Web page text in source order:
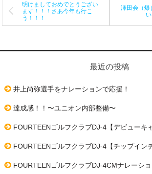
稿
ー
シ
ョ
ン
明けましておめでとうござい
ます！！！さあ今年も行こ
う！！！
澤田会（
最近の投稿
井上尚弥選手をナレーションで応援！
達成感！！〜ユニオン内部整備〜
FOURTEENゴルフクラブDJ-4【デビューキ
FOURTEENゴルフクラブDJ-4【チップイン
FOURTEENゴルフクラブDJ-4CMナレーシ